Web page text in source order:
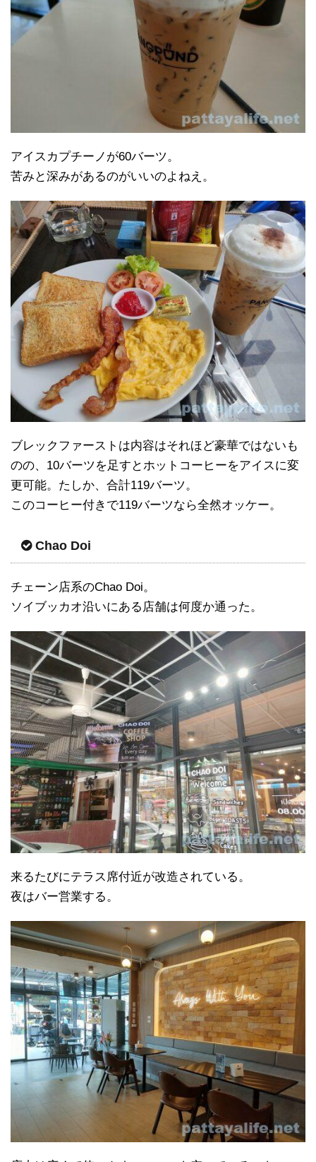
アイスカプチーノが60バーツ。
苦みと深みがあるのがいいのよねえ。
ブレックファーストは内容はそれほど豪華ではないも
のの、10バーツを足すとホットコーヒーをアイスに変
更可能。たしか、合計119バーツ。
このコーヒー付きで119バーツなら全然オッケー。
Chao Doi
チェーン店系のChao Doi。
ソイブッカオ沿いにある店舗は何度か通った。
来るたびにテラス席付近が改造されている。
夜はバー営業する。